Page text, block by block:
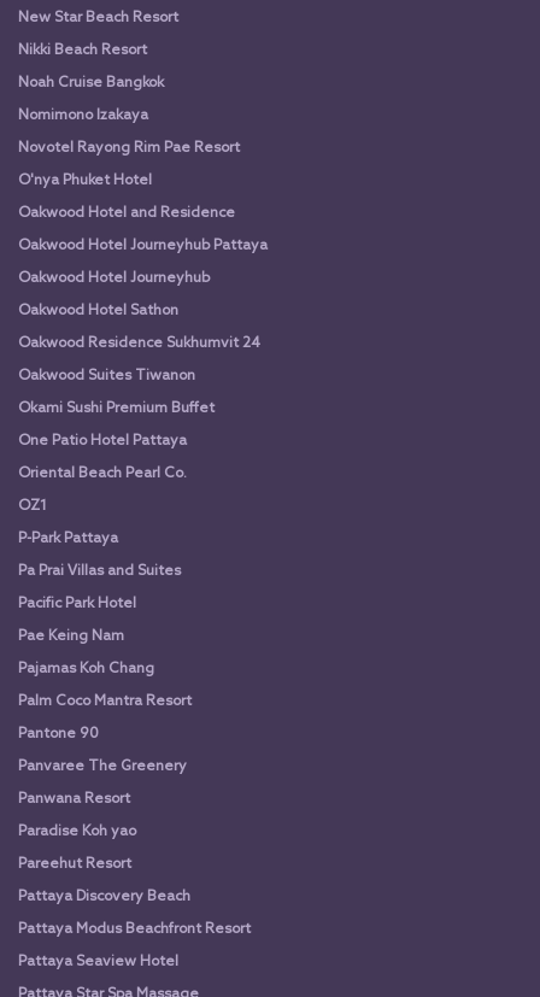
New Star Beach Resort
Nikki Beach Resort
Noah Cruise Bangkok
Nomimono Izakaya
Novotel Rayong Rim Pae Resort
O'nya Phuket Hotel
Oakwood Hotel and Residence
Oakwood Hotel Journeyhub Pattaya
Oakwood Hotel Journeyhub
Oakwood Hotel Sathon
Oakwood Residence Sukhumvit 24
Oakwood Suites Tiwanon
Okami Sushi Premium Buffet
One Patio Hotel Pattaya
Oriental Beach Pearl Co.
OZ1
P-Park Pattaya
Pa Prai Villas and Suites
Pacific Park Hotel
Pae Keing Nam
Pajamas Koh Chang
Palm Coco Mantra Resort
Pantone 90
Panvaree The Greenery
Panwana Resort
Paradise Koh yao
Pareehut Resort
Pattaya Discovery Beach
Pattaya Modus Beachfront Resort
Pattaya Seaview Hotel